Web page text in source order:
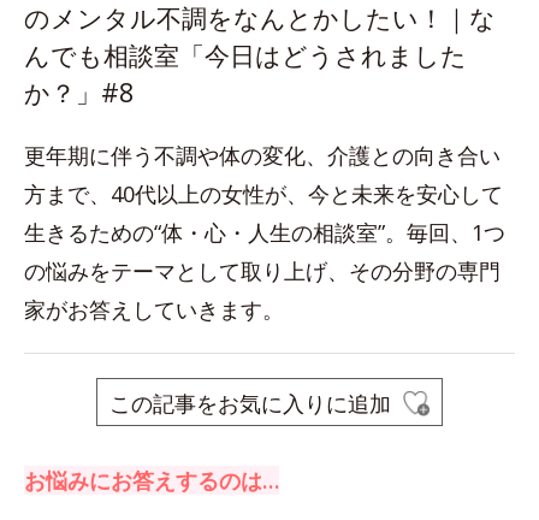
のメンタル不調をなんとかしたい！｜な
んでも相談室「今日はどうされました
か？」#8
更年期に伴う不調や体の変化、介護との向き合い
方まで、40代以上の女性が、今と未来を安心して
生きるための“体・心・人生の相談室”。毎回、1つ
の悩みをテーマとして取り上げ、その分野の専門
家がお答えしていきます。
この記事をお気に入りに追加
お悩みにお答えするのは…